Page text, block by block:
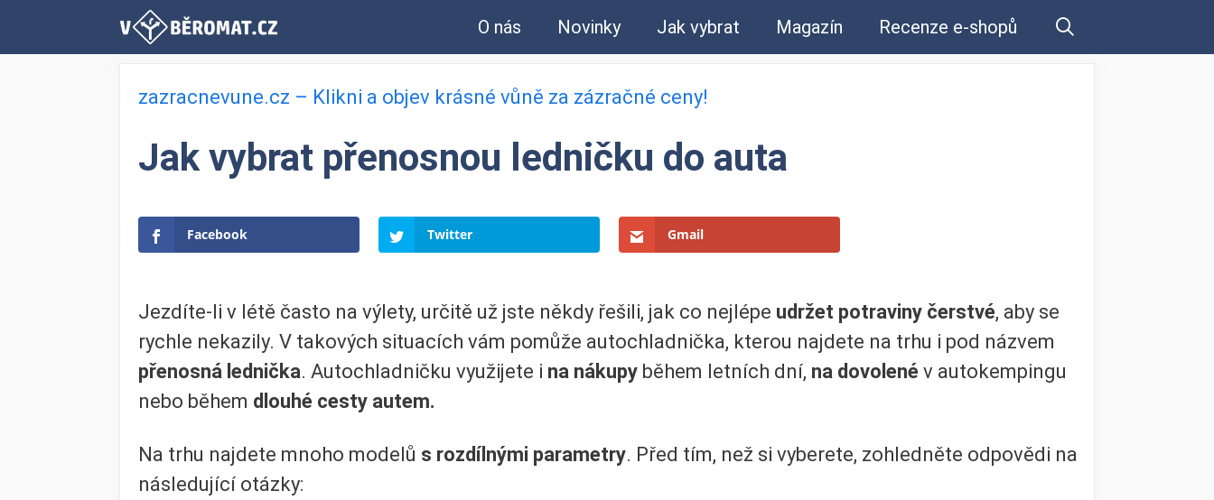
O nás Novinky Jak vybrat Magazín Recenze e-shopů
zazracnevune.cz – Klikni a objev krásné vůně za zázračné ceny!
Jak vybrat přenosnou ledničku do auta
Facebook Twitter Gmail
Jezdíte-li v létě často na výlety, určitě už jste někdy řešili, jak co nejlépe udržet potraviny čerstvé, aby se
rychle nekazily. V takových situacích vám pomůže autochladnička, kterou najdete na trhu i pod názvem
přenosná lednička. Autochladničku využijete i na nákupy během letních dní, na dovolené v autokempingu
nebo během dlouhé cesty autem.
Na trhu najdete mnoho modelů s rozdílnými parametry. Před tím, než si vyberete, zohledněte odpovědi na
následující otázky: